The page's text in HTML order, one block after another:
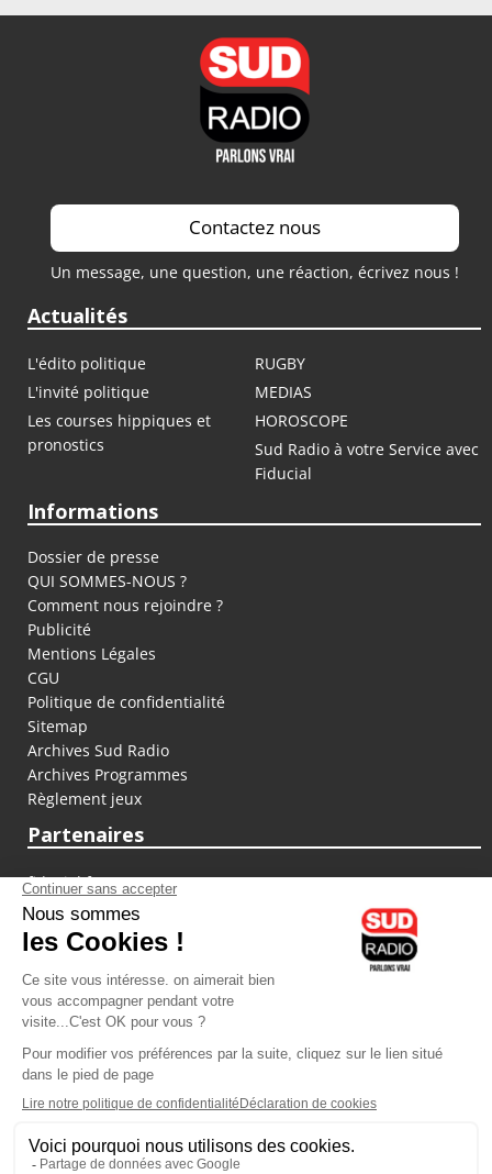
Saison 2023 / 2024
Contactez nous
Un message, une question, une réaction, écrivez nous !
Actualités
L'édito politique
RUGBY
L'invité politique
MEDIAS
Les courses hippiques et
pronostics
HOROSCOPE
Sud Radio à votre Service avec
Fiducial
Informations
Dossier de presse
QUI SOMMES-NOUS ?
Comment nous rejoindre ?
Publicité
Mentions Légales
CGU
Politique de confidentialité
Sitemap
Archives Sud Radio
Archives Programmes
Règlement jeux
Partenaires
fiducial.fr
lyoncapitale.fr
olympique-et-lyonnais.com
L'application Iphone / Android
Téléchargez l'application
Les cookies
Gestion des cookies